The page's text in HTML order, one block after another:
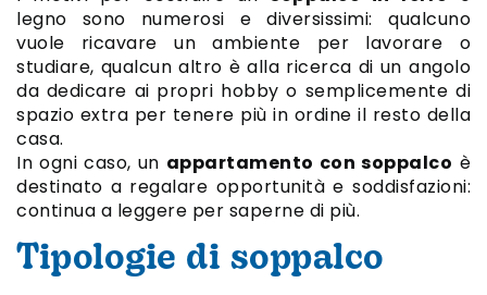
legno sono numerosi e diversissimi: qualcuno
vuole ricavare un ambiente per lavorare o
studiare, qualcun altro è alla ricerca di un angolo
da dedicare ai propri hobby o semplicemente di
spazio extra per tenere più in ordine il resto della
casa.
In ogni caso, un appartamento con soppalco è
destinato a regalare opportunità e soddisfazioni:
continua a leggere per saperne di più.
Tipologie di soppalco